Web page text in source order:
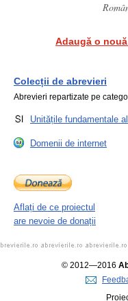
Adaugă o
Colecții de abrevieri
Abrevieri repartizate pe
Unitățile fundamentale
Domenii de internet
Aflați de ce proiectul
are nevoie de donații
© 2012—2016